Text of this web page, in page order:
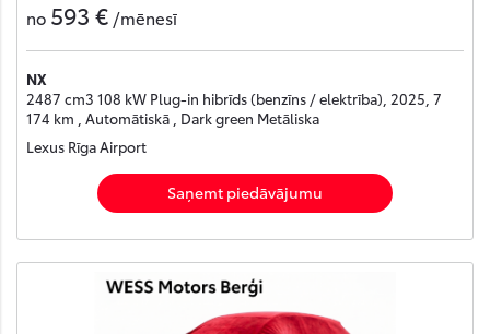
no 593 € /mēnesī
NX
2487 cm3 108 kW Plug-in hibrīds (benzīns / elektrība), 2025, 7
174 km , Automātiskā , Dark green Metāliska
Lexus Rīga Airport
Saņemt piedāvājumu